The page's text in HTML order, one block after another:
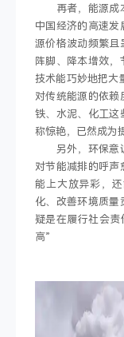
再者，能源成本
中国经济的高速发
源价格波动频繁且
阵脚、降本增效
技术能巧妙地把大
对传统能源的依赖
铁、水泥、化工这
称惊艳，已然成为
另外，环保意识
对节能减排的呼声
能上大放异彩，
化、改善环境质
疑是在履行社会
高”